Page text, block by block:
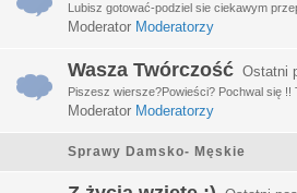
Lubisz gotować-podziel sie ciekawym
Moderator Moderatorzy
Wasza Twórczość Ostatni
Piszesz wiersze?Powieści? Pochwal się !!
Moderator Moderatorzy
Sprawy Damsko- Męskie